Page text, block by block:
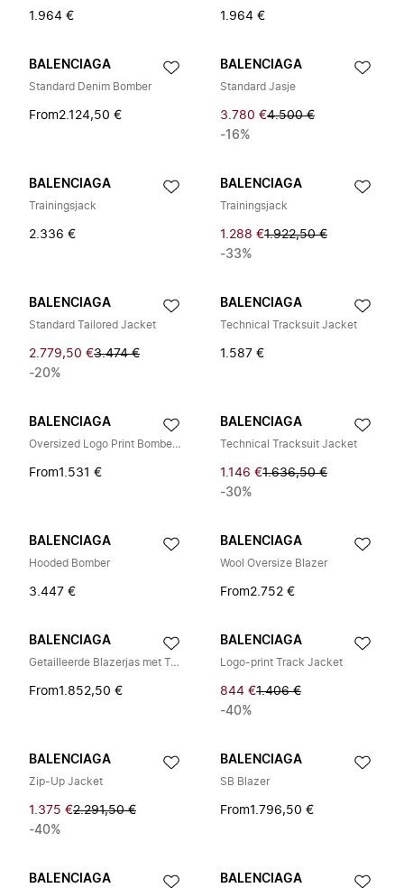
1.964 € 1.964 €
BALENCIAGA
Standard Denim Bomber
From2.124,50 €
BALENCIAGA
Standard Jasje
3.780 €4.500 €
-16%
BALENCIAGA
Trainingsjack
2.336 €
BALENCIAGA
Trainingsjack
1.288 €1.922,50 €
-33%
BALENCIAGA
Standard Tailored Jacket
2.779,50 €3.474 €
-20%
BALENCIAGA
Technical Tracksuit Jacket
1.587 €
BALENCIAGA
Oversized Logo Print Bomber Jacket
From1.531 €
BALENCIAGA
Technical Tracksuit Jacket
1.146 €1.636,50 €
-30%
BALENCIAGA
Hooded Bomber
3.447 €
BALENCIAGA
Wool Oversize Blazer
From2.752 €
BALENCIAGA
Getailleerde Blazerjas met Twee Knoopsluiting
From1.852,50 €
BALENCIAGA
Logo-print Track Jacket
844 €1.406 €
-40%
BALENCIAGA
Zip-Up Jacket
1.375 €2.291,50 €
-40%
BALENCIAGA
SB Blazer
From1.796,50 €
BALENCIAGA BALENCIAGA